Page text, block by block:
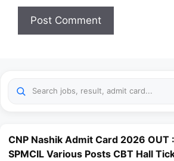
CNP Nashik Admit Card 2026 OUT
SPMCIL Various Posts CBT Hall